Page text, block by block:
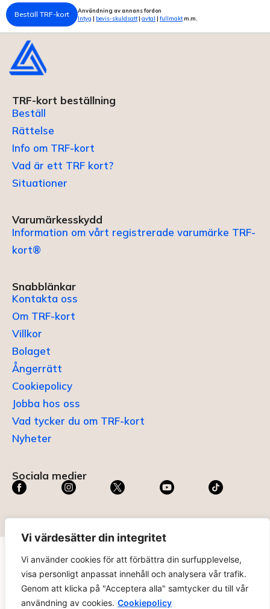
Vi värdesätter din integritet
Vi använder cookies för att förbättra din surfupplevelse,
visa personligt anpassat innehåll och analysera vår trafik.
Genom att klicka på "Acceptera alla" samtycker du till vår
användning av cookies. Cookiepolicy
Beställ TRF-kort
Användning av annans fordon
Intyg | bevis-skuldsatt| avtal | fullmaktm.m.
TRF-kort beställning
Beställ
Rättelse
Info om TRF-kort
Vad är ett TRF kort?
Situationer
Varumärkesskydd
Information om vårt registrerade varumärke TRF-
kort®
Snabblänkar
Kontakta oss
Om TRF-kort
Villkor
Bolaget
Ångerrätt
Cookiepolicy
Jobba hos oss
Vad tycker du om TRF-kort
Nyheter
Sociala medier
TRF KORT®är ett registrerat varumärke som innehas av
ABC Digital AB (nr 636465) hosPatent- och
registreringsverket
.